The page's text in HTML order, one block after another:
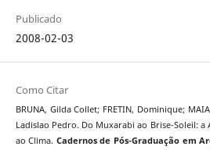
Publicado
2008-02-03
Como Citar
BRUNA, Gilda Collet; FRETIN, Dominique;
Ladislao Pedro. Do Muxarabi ao Brise-Soleil:
ao Clima. Cadernos de Pós-Graduação em